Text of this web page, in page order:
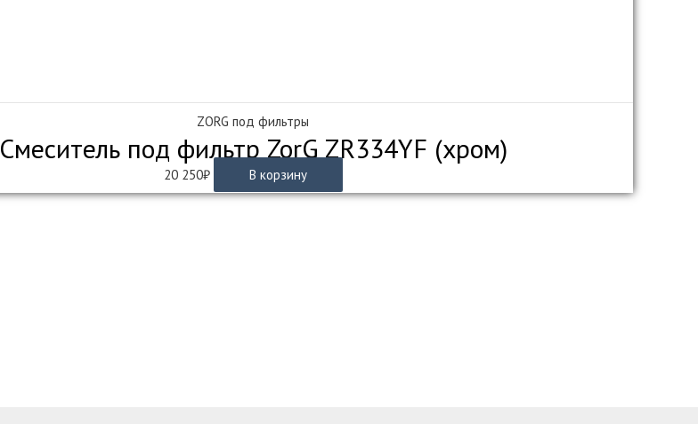
ZORG под фильтры
Смеситель под фильтр ZorG ZR334YF (хром)
20 250₽ В корзину